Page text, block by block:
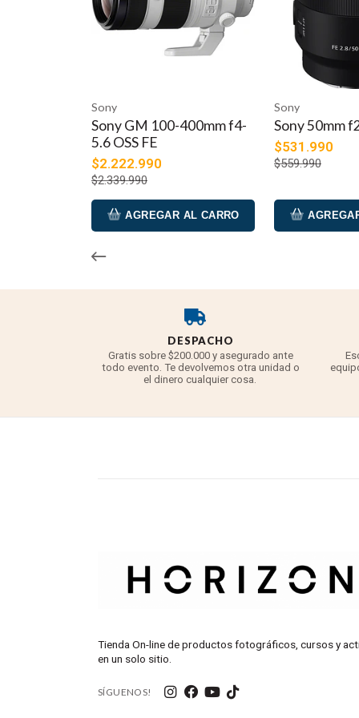
Sony
Sony GM 100-400mm f4-
5.6 OSS FE
$2.222.990
$2.339.990
AGREGAR AL CARRO
Sony
Sony 50mm
$531.990
$559.990
DESPACHO
Gratis sobre $200.000 y asegurado ante
todo evento. Te devolvemos otra unidad o
el dinero cualquier cosa.
Tienda On-line de productos fotográficos, cursos y
en un solo sitio.
SÍGUENOS!